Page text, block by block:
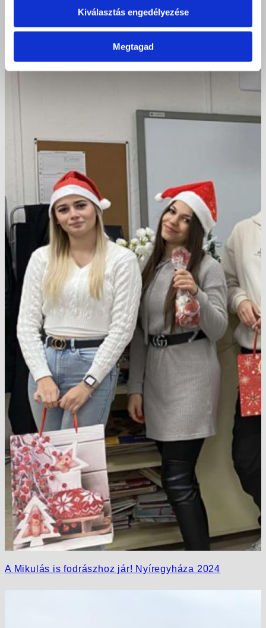
Kiválasztás engedélyezése
Megtagad
A Mikulás is fodrászhoz jár! Nyíregyháza 2024